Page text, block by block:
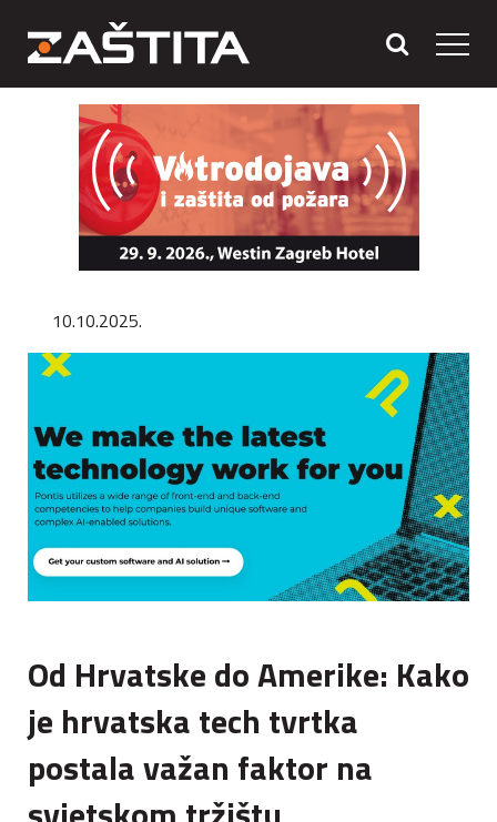
10.10.2025.
Od Hrvatske do Amerike: Kako
je hrvatska tech tvrtka
postala važan faktor na